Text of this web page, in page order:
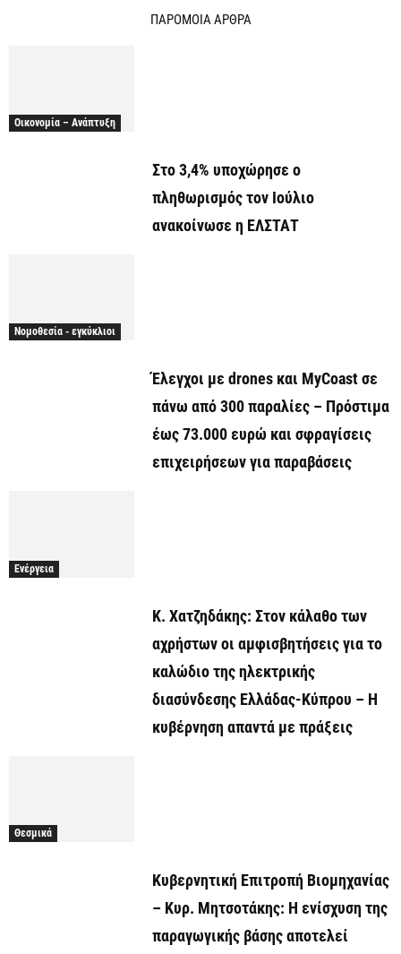
ΠΑΡΟΜΟΙΑ ΑΡΘΡΑ
Οικονομία – Ανάπτυξη
Στο 3,4% υποχώρησε ο
πληθωρισμός τον Ιούλιο
ανακοίνωσε η ΕΛΣΤΑΤ
Νομοθεσία - εγκύκλιοι
Έλεγχοι με drones και MyCoast σε
πάνω από 300 παραλίες – Πρόστιμα
έως 73.000 ευρώ και σφραγίσεις
επιχειρήσεων για παραβάσεις
Ενέργεια
Κ. Χατζηδάκης: Στον κάλαθο των
αχρήστων οι αμφισβητήσεις για το
καλώδιο της ηλεκτρικής
διασύνδεσης Ελλάδας-Κύπρου – Η
κυβέρνηση απαντά με πράξεις
Θεσμικά
Κυβερνητική Επιτροπή Βιομηχανίας
– Κυρ. Μητσοτάκης: Η ενίσχυση της
παραγωγικής βάσης αποτελεί